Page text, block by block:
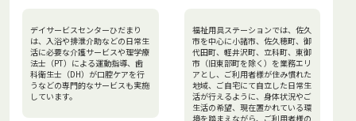
デイサービスセンターひだまり
は、入浴や排泄介助などの日常生
活に必要な介護サービスや理学療
法士（PT）による運動指導、歯
科衛生士（DH）が口腔ケアを行
うなどの専門的なサービスも実施
しています。
福祉用具ステーションでは、佐久
市を中心に小諸市、佐久穂町、御
代田町、軽井沢町、立科町、東御
市（旧東部町を除く）を業務エリ
アとし、ご利用者様が住み慣れた
地域、ご自宅にて自立した日常生
活が行えるように、身体状況やご
生活の希望、現在置かれている環
境を踏まえながら、ご利用者様の